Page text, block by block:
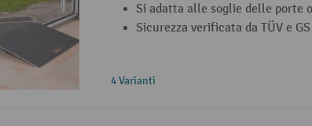
Si adatta alle soglie delle porte
Sicurezza verificata da TÜV e GS
4 Varianti